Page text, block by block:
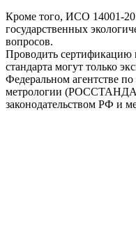
Кроме того, ИСО 14001-
государственных
вопросов.
Проводить сертификацию
стандарта могут только
Федеральном агентстве
метрологии
законодательством РФ и